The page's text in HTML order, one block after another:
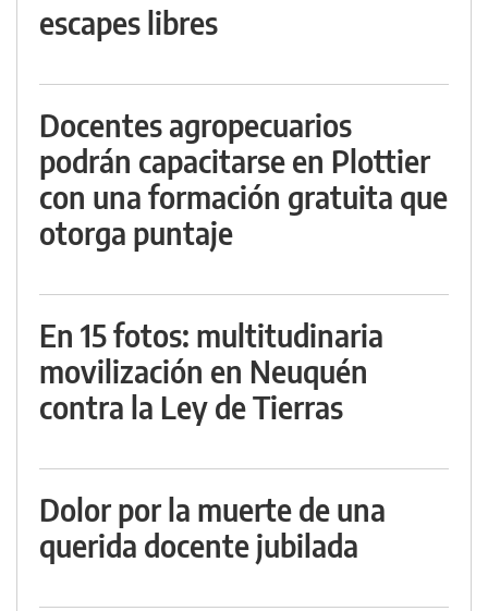
escapes libres
Docentes agropecuarios
podrán capacitarse en Plottier
con una formación gratuita que
otorga puntaje
En 15 fotos: multitudinaria
movilización en Neuquén
contra la Ley de Tierras
Dolor por la muerte de una
querida docente jubilada